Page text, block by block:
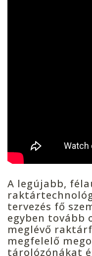
A legújabb,
tervezés fő
egyben tovább
meglévő
megfelelő
tárolózónákat